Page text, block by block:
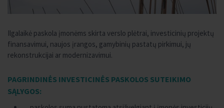
Ilgalaikė paskola įmonėms skirta verslo plėtrai, investicinių projektų
finansavimui, naujos įrangos, gamybinių pastatų pirkimui, jų
rekonstrukcijai ar modernizavimui.
PAGRINDINĖS INVESTICINĖS PASKOLOS SUTEIKIMO
SĄLYGOS: